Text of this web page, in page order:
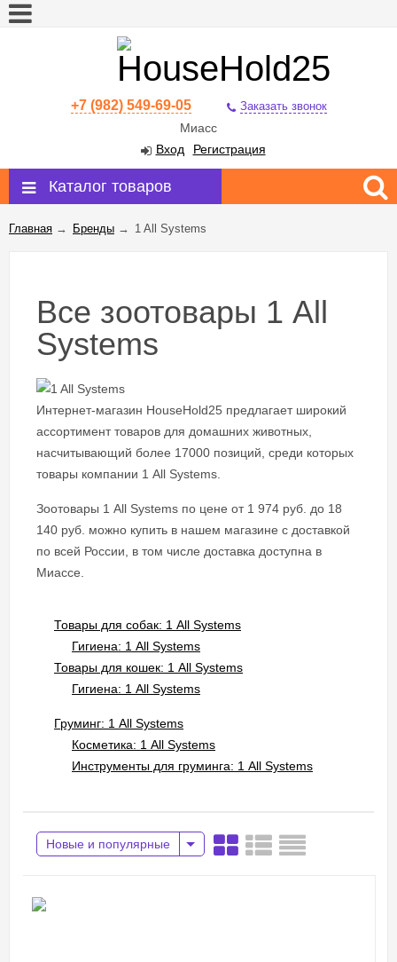
+7 (982) 549-69-05 Заказать звонок
Миасс
Вход
Регистрация
Каталог товаров
Главная → Бренды → 1 All Systems
Все зоотовары 1 All
Systems
Интернет-магазин HouseHold25 предлагает широкий
ассортимент товаров для домашних животных,
насчитывающий более 17000 позиций, среди которых
товары компании 1 All Systems.
Зоотовары 1 All Systems по цене от 1 974 руб. до 18
140 руб. можно купить в нашем магазине с доставкой
по всей России, в том числе доставка доступна в
Миассе.
Товары для собак: 1 All Systems
Гигиена: 1 All Systems
Товары для кошек: 1 All Systems
Гигиена: 1 All Systems
Груминг: 1 All Systems
Косметика: 1 All Systems
Инструменты для груминга: 1 All Systems
Новые и популярные